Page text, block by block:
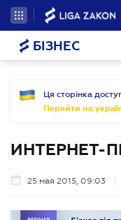
БІЗНЕС
Ця сторінка
Перейти на
ИНТЕРНЕТ-
25 мая 2015, 09:03